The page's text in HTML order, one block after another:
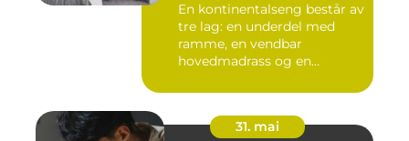
En kontinentalseng består av
tre lag: en underdel med
ramme, en vendbar
hovedmadrass og en
31. mai